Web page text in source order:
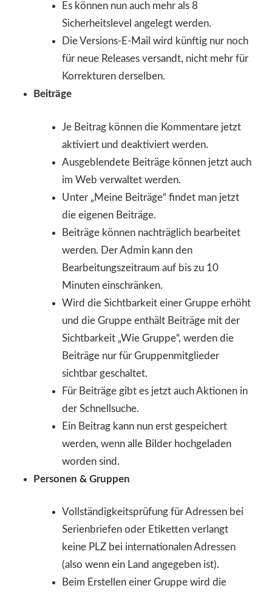
Es können nun auch mehr als 8
Sicherheitslevel angelegt werden.
Die Versions-E-Mail wird künftig nur noch
für neue Releases versandt, nicht mehr für
Korrekturen derselben.
Beiträge
Je Beitrag können die Kommentare jetzt
aktiviert und deaktiviert werden.
Ausgeblendete Beiträge können jetzt auch
im Web verwaltet werden.
Unter „Meine Beiträge“ findet man jetzt
die eigenen Beiträge.
Beiträge können nachträglich bearbeitet
werden. Der Admin kann den
Bearbeitungszeitraum auf bis zu 10
Minuten einschränken.
Wird die Sichtbarkeit einer Gruppe erhöht
und die Gruppe enthält Beiträge mit der
Sichtbarkeit „Wie Gruppe“, werden die
Beiträge nur für Gruppenmitglieder
sichtbar geschaltet.
Für Beiträge gibt es jetzt auch Aktionen in
der Schnellsuche.
Ein Beitrag kann nun erst gespeichert
werden, wenn alle Bilder hochgeladen
worden sind.
Personen & Gruppen
Vollständigkeitsprüfung für Adressen bei
Serienbriefen oder Etiketten verlangt
keine PLZ bei internationalen Adressen
(also wenn ein Land angegeben ist).
Beim Erstellen einer Gruppe wird die